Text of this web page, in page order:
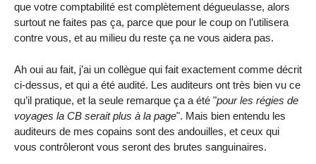
que votre comptabilité est complètement dégueulasse, alors
surtout ne faites pas ça, parce que pour le coup on l’utilisera
contre vous, et au milieu du reste ça ne vous aidera pas.
Ah oui au fait, j’ai un collègue qui fait exactement comme décrit
ci-dessus, et qui a été audité. Les auditeurs ont très bien vu ce
qu’il pratique, et la seule remarque ça a été "pour les régies de
voyages la CB serait plus à la page". Mais bien entendu les
auditeurs de mes copains sont des andouilles, et ceux qui
vous contrôleront vous seront des brutes sanguinaires.